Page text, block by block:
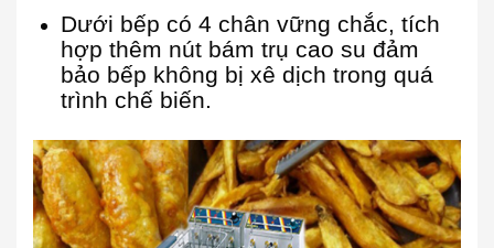
Dưới bếp có 4 chân vững chắc, tích
hợp thêm nút bám trụ cao su đảm
bảo bếp không bị xê dịch trong quá
trình chế biến.